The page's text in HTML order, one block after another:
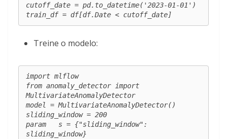
cutoff_date = pd.to_datetime('2023-01-01')
train_df = df[df.Date < cutoff_date]
Treine o modelo:
import mlflow
from anomaly_detector import
MultivariateAnomalyDetector
model = MultivariateAnomalyDetector()
sliding_window = 200
param   s = {"sliding_window":
sliding_window}